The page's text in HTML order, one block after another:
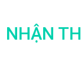
NHẬN